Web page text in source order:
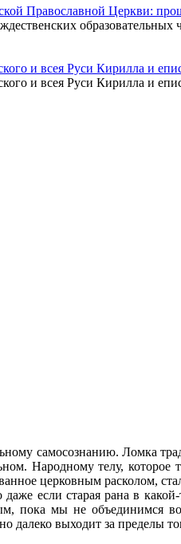
Православной Церкви:
и всея Руси Кирилла и
и всея Руси Кирилла и
самосознанию. Ломка
Народному телу, которое
церковным расколом,
если старая рана в
пока мы не объединимся
далеко выходит за пределы